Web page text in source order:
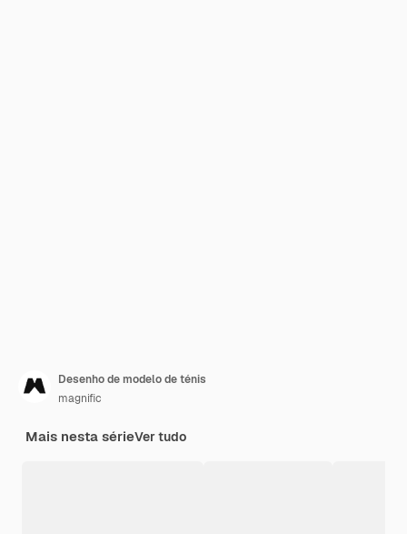
Desenho de modelo de ténis
magnific
Mais nesta sérieVer tudo